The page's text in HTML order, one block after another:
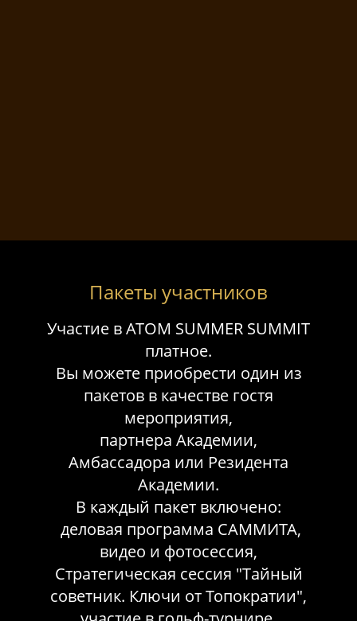
Пакеты участников
Участие в ATOM SUMMER SUMMIT
платное.
Вы можете приобрести один из
пакетов в качестве гостя
мероприятия,
партнера Академии,
Амбассадора или Резидента
Aкадемии.
В каждый пакет включено:
деловая программа САММИТА,
видео и фотосессия,
Стратегическая сессия "Тайный
советник. Ключи от Топократии",